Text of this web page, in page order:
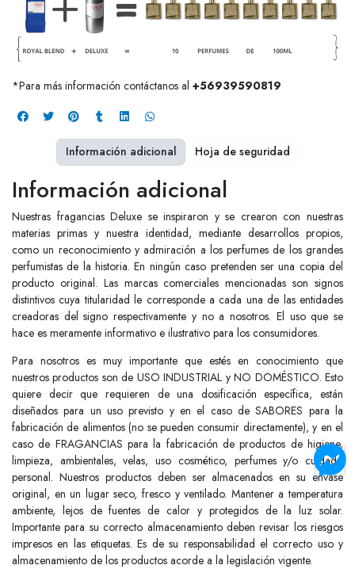
*Para más información contáctanos al +56939590819
Información adicional
Nuestras fragancias Deluxe se inspiraron y se crearon con nuestras
materias primas y nuestra identidad, mediante desarrollos propios,
como un reconocimiento y admiración a los perfumes de los grandes
perfumistas de la historia. En ningún caso pretenden ser una copia del
producto original. Las marcas comerciales mencionadas son signos
distintivos cuya titularidad le corresponde a cada una de las entidades
creadoras del signo respectivamente y no a nosotros. El uso que se
hace es meramente informativo e ilustrativo para los consumidores.
Para nosotros es muy importante que estés en conocimiento que
nuestros productos son de USO INDUSTRIAL y NO DOMÉSTICO. Esto
quiere decir que requieren de una dosificación específica, están
diseñados para un uso previsto y en el caso de SABORES para la
fabricación de alimentos (no se pueden consumir directamente), y en el
caso de FRAGANCIAS para la fabricación de productos de higiene,
limpieza, ambientales, velas, uso cosmético, perfumes y/o cuidado
personal. Nuestros productos deben ser almacenados en su envase
original, en un lugar seco, fresco y ventilado. Mantener a temperatura
ambiente, lejos de fuentes de calor y protegidos de la luz solar.
Importante para su correcto almacenamiento deben revisar los riesgos
impresos en las etiquetas. Es de su responsabilidad el correcto uso y
almacenamiento de los productos acorde a la legislación vigente.
Información adicional Hoja de seguridad